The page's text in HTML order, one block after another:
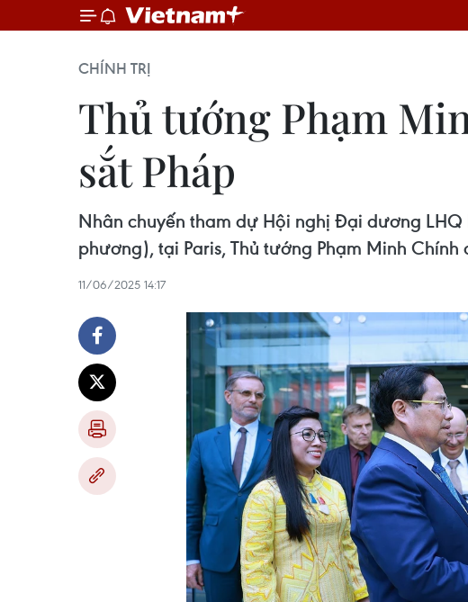
CHÍNH TRỊ
Thủ tướng Phạm
sắt Pháp
Nhân chuyến tham dự Hội nghị Đại dương
phương), tại Paris, Thủ tướng Phạm Minh
11/06/2025 14:17